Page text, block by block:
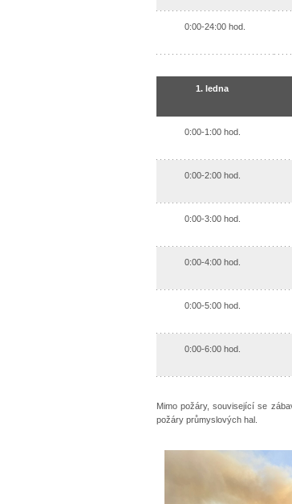
0:00-24:00 hod.
1. ledna
0:00-1:00 hod.
0:00-2:00 hod.
0:00-3:00 hod.
0:00-4:00 hod.
0:00-5:00 hod.
0:00-6:00 hod.
Mimo požáry, související se
požáry průmyslových hal.